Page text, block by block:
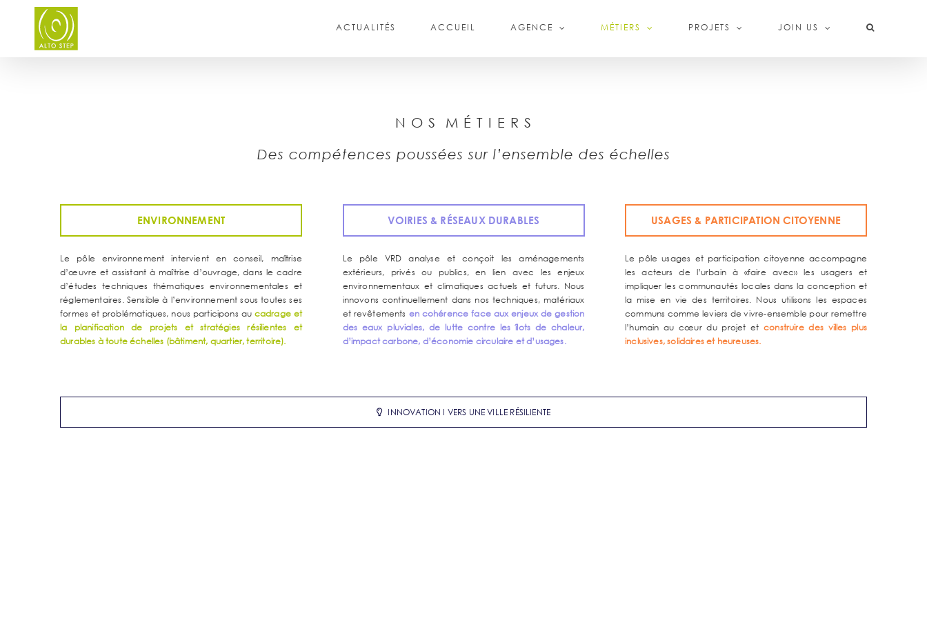
ACTUALITÉS ACCUEIL AGENCE MÉTIERS PROJETS JOIN US
N O S M É T I E R S
Des compétences poussées sur l’ensemble des échelles
ENVIRONNEMENT
Le pôle environnement intervient en conseil, maîtrise
d’œuvre et assistant à maîtrise d’ouvrage, dans le cadre
d’études techniques thématiques environnementales et
réglementaires. Sensible à l’environnement sous toutes ses
formes et problématiques, nous participons au cadrage et
la planification de projets et stratégiesrésilientes et
durables à toute échelles (bâtiment, quartier, territoire).
VOIRIES & RÉSEAUX DURABLES
Le pôle VRD analyse et conçoit les aménagements
extérieurs, privés ou publics, en lien avec les enjeux
environnementaux et climatiques actuels et futurs. Nous
innovons continuellement dans nos techniques, matériaux
et revêtements en cohérence face aux enjeux de gestion
des eaux pluviales, de lutte contre les îlots dechaleur,
d’impact carbone, d’économie circulaire et d’usages.
USAGES & PARTICIPATION CITOYENNE
Le pôle usages et participation citoyenne accompagne
les acteurs de l’urbain à «faire avec» les usagers et
impliquer les communautés locales dans la conception et
la mise en vie des territoires. Nous utilisons les espaces
communs comme leviers de vivre-ensemble pour remettre
l’humain au cœur du projet etconstruire des villes plus
inclusives, solidaires et heureuses.
INNOVATION I VERS UNE VILLE RÉSILIENTE